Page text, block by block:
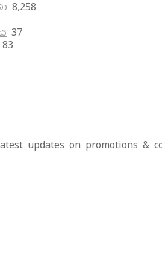
8,258
37
83
updates on promotions &